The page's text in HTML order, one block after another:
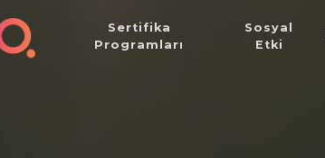
Sertifika
Programları
Sosyal
Etki